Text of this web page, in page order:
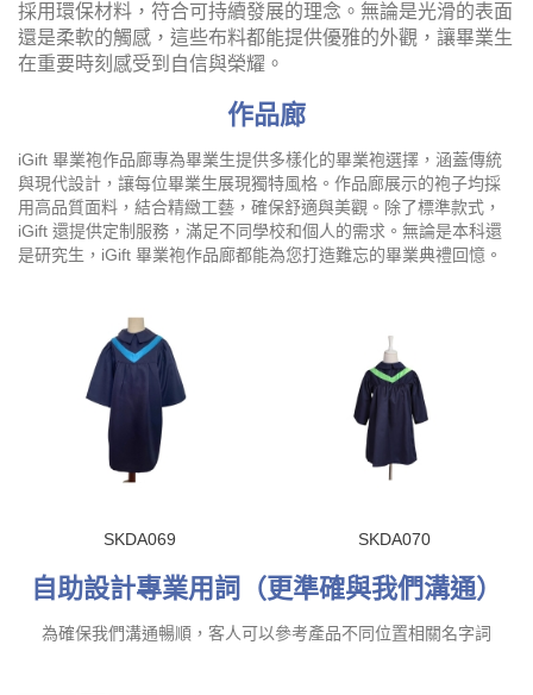
採用環保材料，符合可持續發展的理念。無論是光滑的表面
還是柔軟的觸感，這些布料都能提供優雅的外觀，讓畢業生
在重要時刻感受到自信與榮耀。
作品廊
iGift 畢業袍作品廊專為畢業生提供多樣化的畢業袍選擇，涵蓋傳統
與現代設計，讓每位畢業生展現獨特風格。作品廊展示的袍子均採
用高品質面料，結合精緻工藝，確保舒適與美觀。除了標準款式，
iGift 還提供定制服務，滿足不同學校和個人的需求。無論是本科還
是研究生，iGift 畢業袍作品廊都能為您打造難忘的畢業典禮回憶。
SKDA069 SKDA070
自助設計專業用詞（更準確與我們溝通）
為確保我們溝通暢順，客人可以參考產品不同位置相關名字詞